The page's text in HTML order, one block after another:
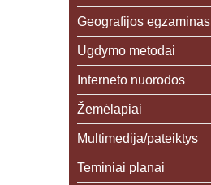
Geografijos egzaminas
Ugdymo metodai
Interneto nuorodos
Žemėlapiai
Multimedija/pateiktys
Teminiai planai